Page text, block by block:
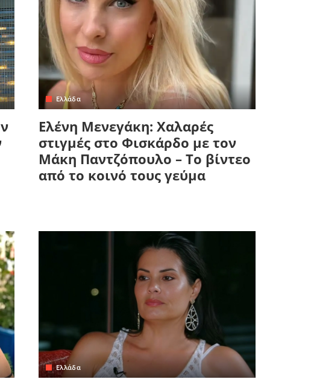
Ελλάδα
Ελένη Μενεγάκη: Χαλαρές
στιγμές στο Φισκάρδο με τον
Μάκη Παντζόπουλο – Το βίντεο
από το κοινό τους γεύμα
Ελλάδα